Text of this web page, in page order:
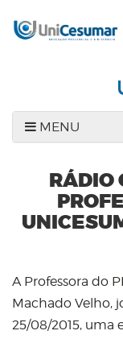
MENU
RÁDIO
A Professora do
Machado Velho,
25/08/2015, uma